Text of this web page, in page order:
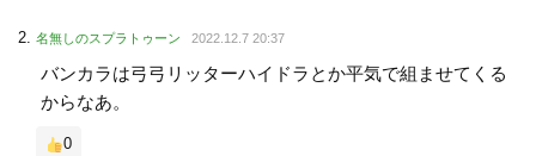
名無しのスプラトゥーン 2022.12.7 20:37
バンカラは弓弓リッターハイドラとか平気で組ませてくる
からなあ。
0